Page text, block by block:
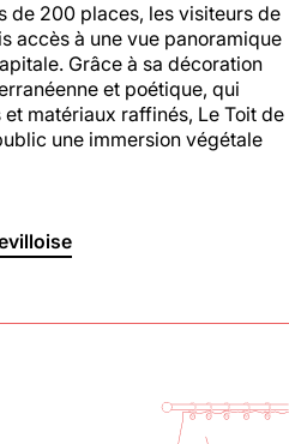
de 200 places, les visiteurs de
accès à une vue panoramique
Grâce à sa décoration
et poétique, qui
matériaux raffinés, Le Toit de
une immersion végétale